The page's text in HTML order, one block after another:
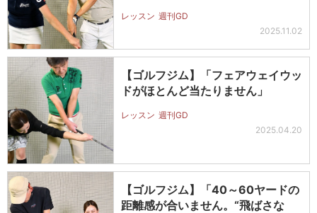
レッスン 週刊GD
2025.11.02
【ゴルフジム】「フェアウェイウッ
ドがほとんど当たりません」
レッスン 週刊GD
2025.04.20
【ゴルフジム】「40～60ヤードの
距離感が合いません。“飛ばさな